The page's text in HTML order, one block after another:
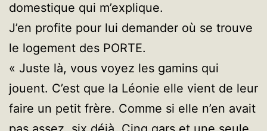
domestique qui m’explique.
J’en profite pour lui demander où se trouve
le logement des PORTE.
« Juste là, vous voyez les gamins qui
jouent. C’est que la Léonie elle vient de leur
faire un petit frère. Comme si elle n’en avait